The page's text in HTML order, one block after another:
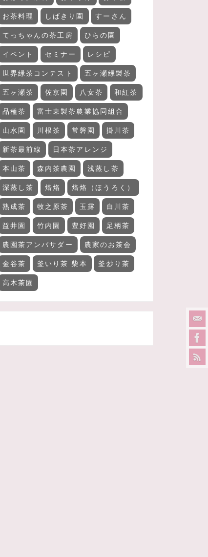
お茶料理 しばきり園 すーさん
てっちゃんの茶工房 ひらの園
イベント セミナー レシピ
世界緑茶コンテスト 五ヶ瀬緑製茶
五ヶ瀬茶 佐京園 八女茶 和紅茶
品種茶 富士東製茶農業協同組合
山水園 川根茶 常磐園 掛川茶
新茶最前線 日本茶アレンジ
本山茶 森内茶農園 浅蒸し茶
深蒸し茶 焙烙 焙烙（ほうろく）
熟成茶 牧之原茶 玉露 白川茶
益井園 竹内園 豊好園 足柄茶
農園茶アンバサダー 農家のお茶会
金谷茶 釜いり茶 柴本 釜炒り茶
高木茶園